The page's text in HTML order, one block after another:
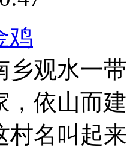
鸡
乡观水一
，依山而
村名叫起